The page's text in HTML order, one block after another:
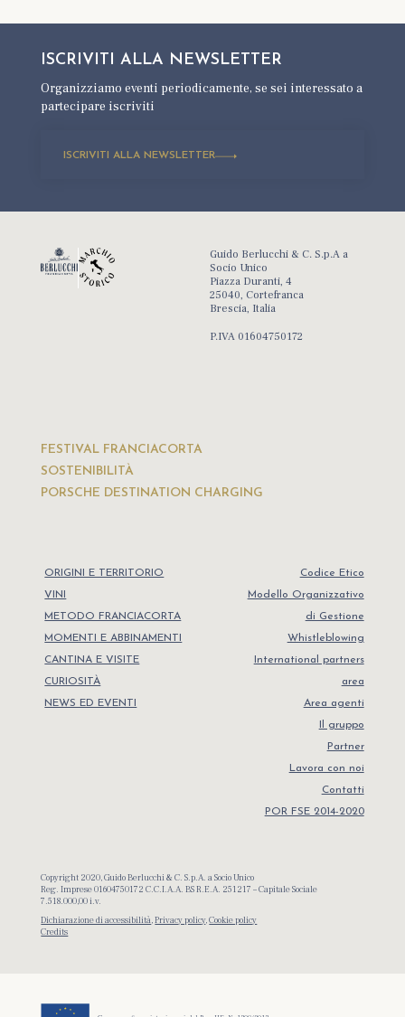
ISCRIVITI ALLA NEWSLETTER
Organizziamo eventi periodicamente,se sei interessato a
partecipare iscriviti
ISCRIVITI ALLA NEWSLETTER
Guido Berlucchi & C. S.p.A a
Socio Unico
Piazza Duranti, 4
25040, Cortefranca
Brescia, Italia
P.IVA 01604750172
FESTIVAL FRANCIACORTA
SOSTENIBILITÀ
PORSCHE DESTINATION CHARGING
ORIGINI E TERRITORIO
VINI
METODO FRANCIACORTA
MOMENTI E ABBINAMENTI
CANTINA E VISITE
CURIOSITÀ
NEWS ED EVENTI
Codice Etico
Modello Organizzativo
di Gestione
Whistleblowing
International partners
area
Area agenti
Il gruppo
Partner
Lavora con noi
Contatti
POR FSE 2014-2020
Copyright 2020, Guido Berlucchi & C. S.p.A. a Socio Unico
Reg. Imprese 01604750172 C.C.I.A.A. BS R.E.A. 251217 – Capitale Sociale
7.518.000,00 i.v.
Dichiarazione di accessibilità ,Privacy policy,Cookie policy
Credits